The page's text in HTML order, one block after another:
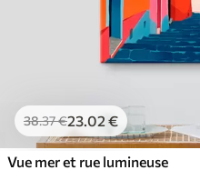
38.37€23.02 €
Vue mer et rue lumineuse